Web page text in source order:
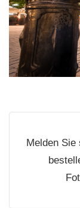
Melden Sie